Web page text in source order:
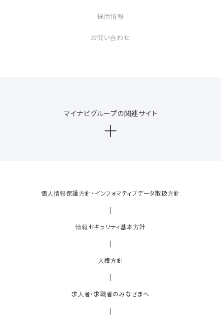
採用情報
お問い合わせ
マイナビグループの関連サイト
個人情報保護方針・インフォマティブデータ取扱方針
|
情報セキュリティ基本方針
|
人権方針
|
求人者・求職者のみなさまへ
|